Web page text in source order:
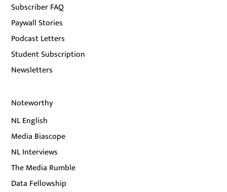
Subscriber FAQ
Paywall Stories
Podcast Letters
Student Subscription
Newsletters
Noteworthy
NL English
Media Biascope
NL Interviews
The Media Rumble
Data Fellowship